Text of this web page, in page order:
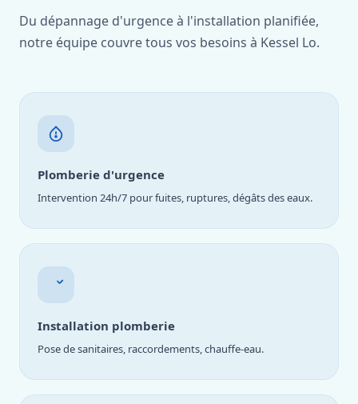
Du dépannage d'urgence à l'installation planifiée,
notre équipe couvre tous vos besoins à Kessel Lo.
Plomberie d'urgence
Intervention 24h/7 pour fuites, ruptures, dégâts des eaux.
Installation plomberie
Pose de sanitaires, raccordements, chauffe-eau.